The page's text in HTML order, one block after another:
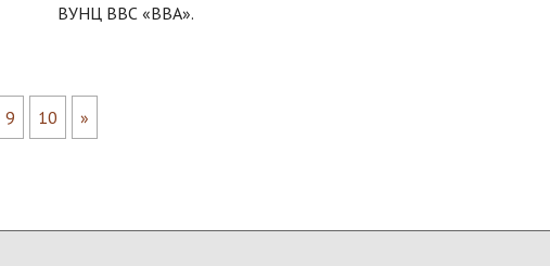
ВУНЦ ВВС «ВВА».
9 10 »